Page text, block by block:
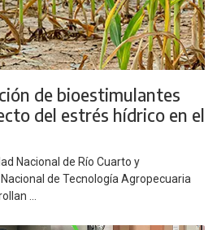
de bioestimulantes
del estrés hídrico en el
Nacional de Río Cuarto y
de Tecnología Agropecuaria
...